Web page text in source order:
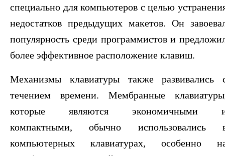
специально для компьютеров с целью
недостатков предыдущих макетов. Он
популярность среди программистов и
более эффективное расположение клавиш.
Механизмы клавиатуры также развивались
течением времени. Мембранные
которые являются экономичными
компактными, обычно использовались
компьютерных клавиатурах, особенно